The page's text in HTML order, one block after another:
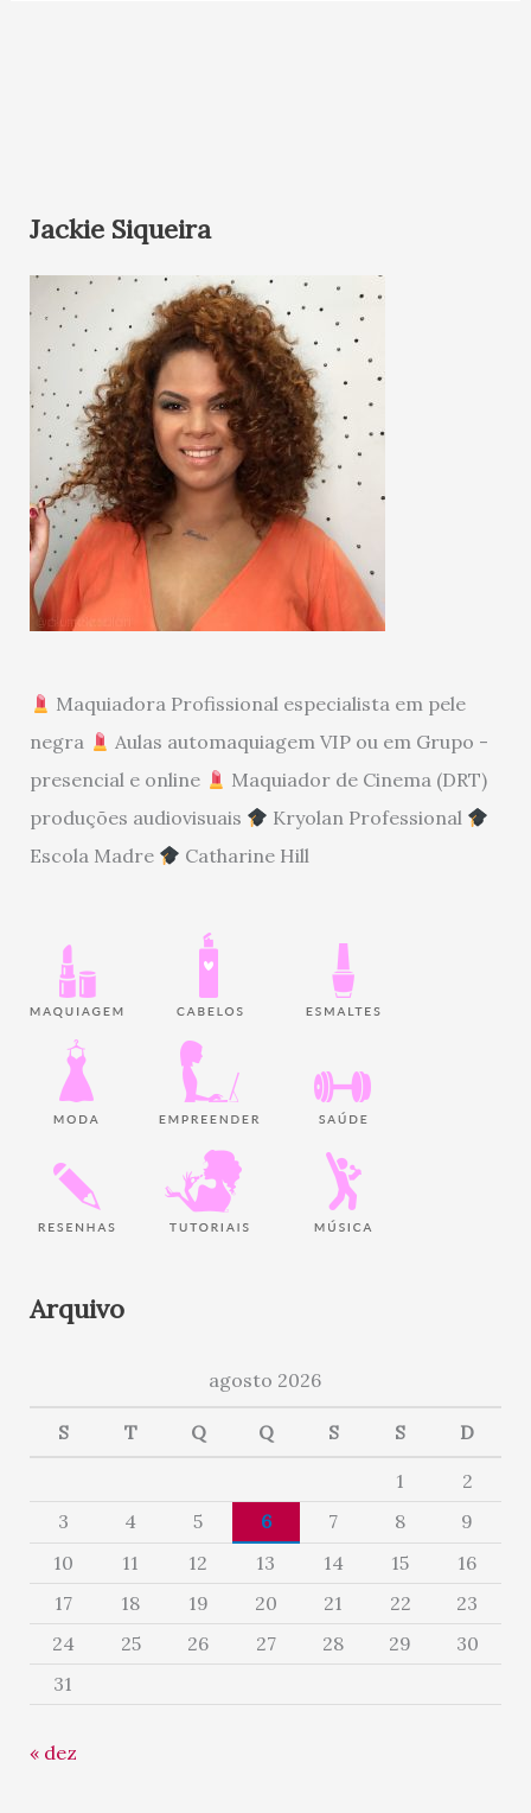
Jackie Siqueira
Maquiadora Profissional especialista em pele
negra
Aulas automaquiagem VIP ou em Grupo -
presencial e online
Maquiador de Cinema (DRT)
produções audiovisuais
Kryolan Professional
Escola Madre
Catharine Hill
Arquivo
agosto 2026
S T Q Q S S D
1
2
3
4 5 6 7 8
9
10
11 12 13 14 15
16
17
18 19 20 21 22
23
24
25 26 27 28 29
30
31
« dez